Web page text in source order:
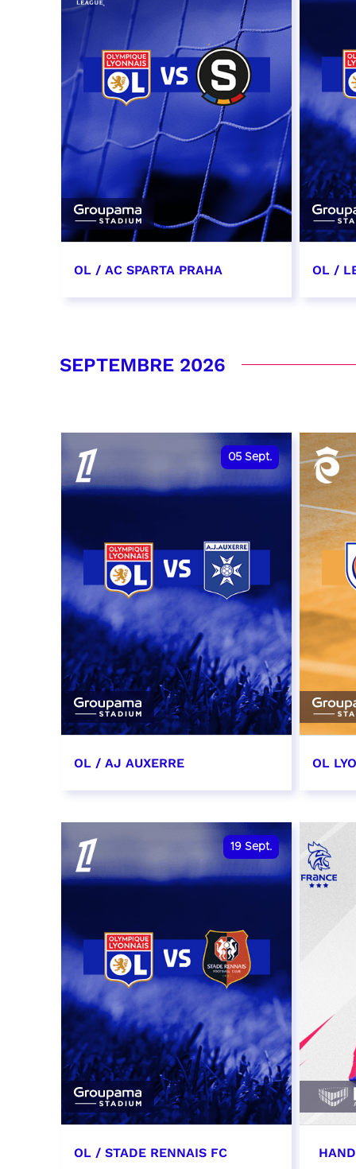
OL / AC SPARTA PRAHA OL /
SEPTEMBRE 2026
05 Sept.
OL / AJ AUXERRE
RÉSERVER
OL
19 Sept.
OL / STADE RENNAIS FC